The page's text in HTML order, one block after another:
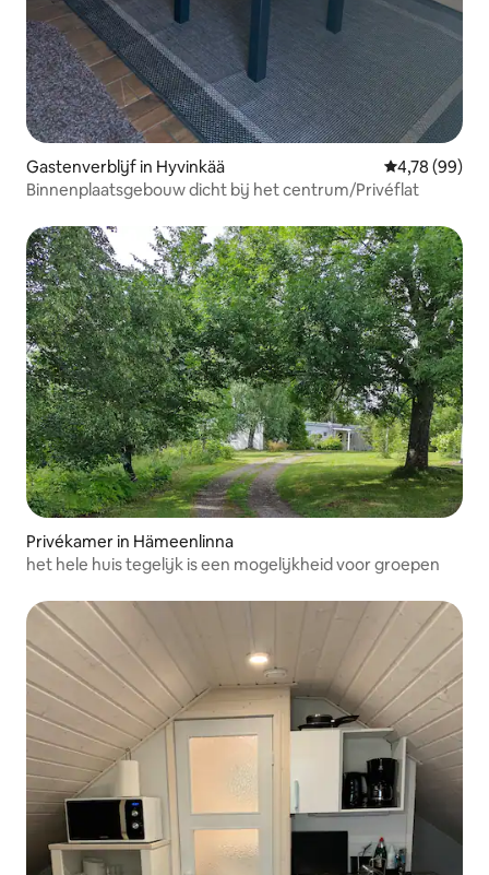
Gastenverblijf in Hyvinkää Gemiddelde
4,78 (99)
Binnenplaatsgebouw dicht bij het centrum/Privéflat
Privékamer in Hämeenlinna
het hele huis tegelijk is een mogelijkheid voor groepen